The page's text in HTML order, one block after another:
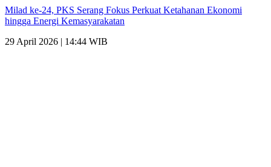
Milad ke-24, PKS Serang Fokus Perkuat Ketahanan Ekonomi
hingga Energi Kemasyarakatan
29 April 2026 | 14:44 WIB